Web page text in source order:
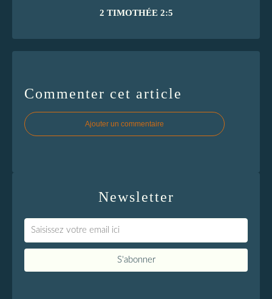
2 TIMOTHÉE 2:5
Commenter cet article
Ajouter un commentaire
Newsletter